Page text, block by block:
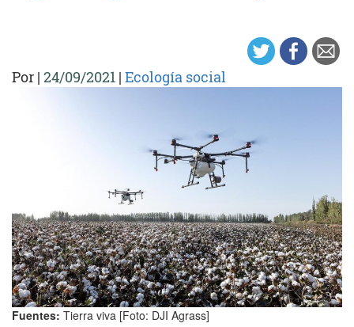
Por | 24/09/2021 | Ecología social
Fuentes: Tierra viva [Foto: DJI Agrass]